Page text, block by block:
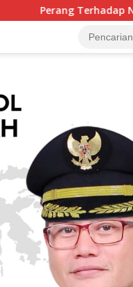
Narkoba, PAN